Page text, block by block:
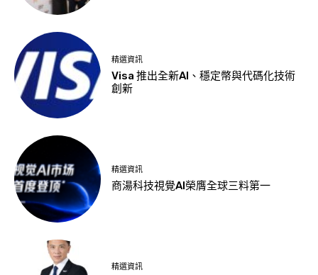
精選資訊
Visa 推出全新AI、穩定幣與代碼化技術
創新
精選資訊
商湯科技視覺AI榮膺全球三料第一
精選資訊